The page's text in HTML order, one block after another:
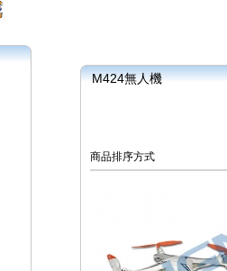
M424無人機
商品排序方式